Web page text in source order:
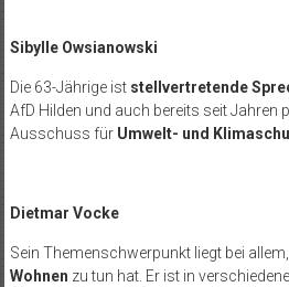
Sibylle Owsianowski
Die 63-Jährige ist stellvertretende
AfD Hilden und auch bereits seit Jahren
Ausschuss für Umwelt- und
Dietmar Vocke
Sein Themenschwerpunkt liegt bei
Wohnen zu tun hat. Er ist in